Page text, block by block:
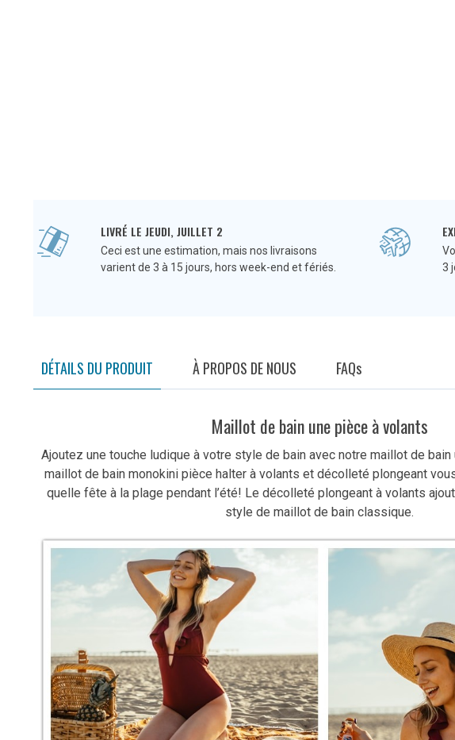
LIVRÉ LE JEUDI, JUILLET 2
Ceci est une estimation, mais nos livraisons
varient de 3 à 15 jours, hors week-end et fériés.
3
DÉTAILS DU PRODUIT À PROPOS DE NOUS FAQs
Maillot de bain une pièce à volants
Ajoutez une touche ludique à votre style de bain avec notre maillot de
maillot de bain monokini pièce halter à volants et décolleté plongeant
quelle fête à la plage pendant l’été! Le décolleté plongeant à volants
style de maillot de bain classique.